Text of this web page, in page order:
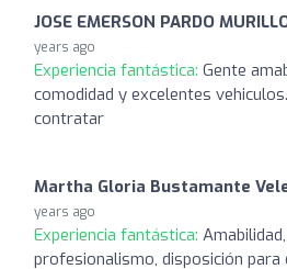
JOSE EMERSON PARDO
years ago
Experiencia fantástica: Gente
comodidad y excelentes
contratar
Martha Gloria Bustamante
years ago
Experiencia fantástica:
profesionalismo, disposición para